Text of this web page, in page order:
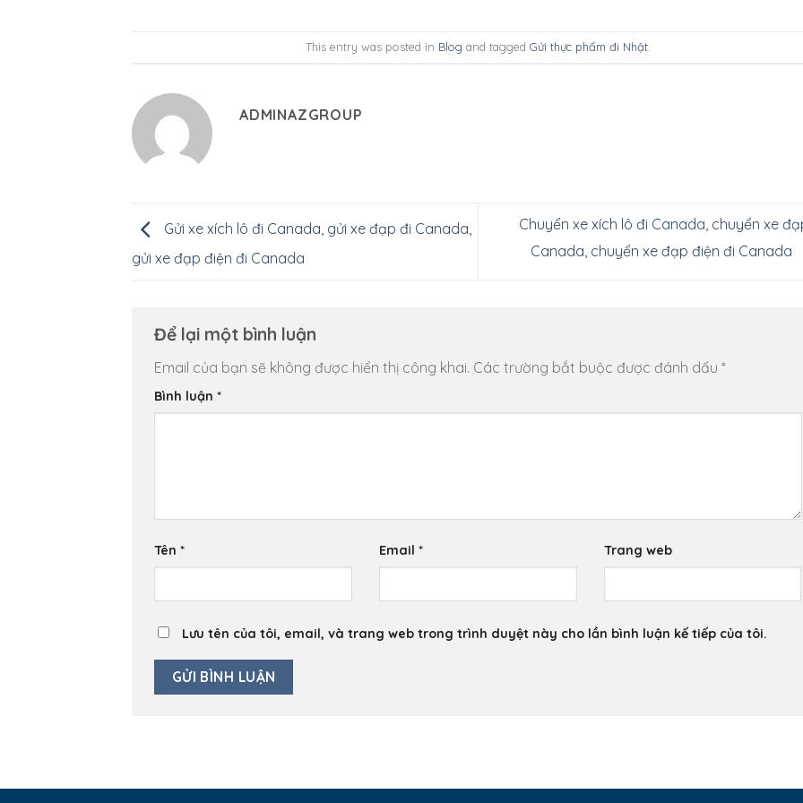
This entry was posted in Blog and tagged Gửi thực phẩm đi Nhật.
ADMINAZGROUP
Gửi xe xích lô đi Canada, gửi xe đạp đi Canada,
gửi xe đạp điện đi Canada
Chuyển xe xích lô đi Canada, chuyển xe
Canada, chuyển xe đạp điện đi Canada
Để lại một bình luận
Email của bạn sẽ không được hiển thị công khai. Các trường bắt buộc được đánh dấu *
Bình luận *
Tên * Email * Trang web
Lưu tên của tôi, email, và trang web trong trình duyệt này cho lần bình luận kế tiếp của tôi.